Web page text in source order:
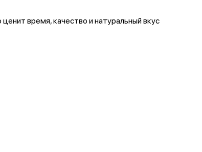
время, качество и натуральный вкус